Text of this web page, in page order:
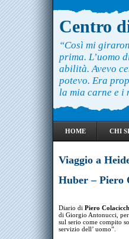
Centro
“Così mi
prima. L’uomo
abilità. Avevo
potevo. Era
la mia carne e i
HOME CHI
Viaggio a
Huber – Piero
Diario di Piero
di Giorgio Antonucci,
sul serio come compito
servizio dell’ uomo”.